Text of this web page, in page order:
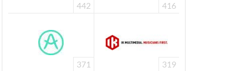
442 416
371 319